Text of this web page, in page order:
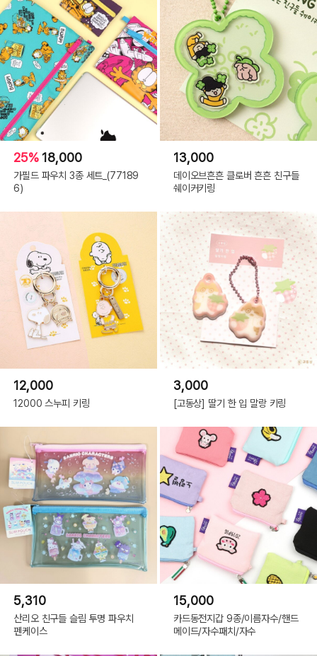
25% 18,000
가필드 파우치 3종 세트_(77189
6)
13,000
데이오브흔흔 클로버 흔흔 친구들
쉐이커키링
12,000
12000 스누피 키링
3,000
[고동상] 딸기 한 입 말랑 키링
5,310
산리오 친구들 슬림 투명 파우치
펜케이스
15,000
카드동전지갑 9종/이름자수/핸드
메이드/자수패치/자수